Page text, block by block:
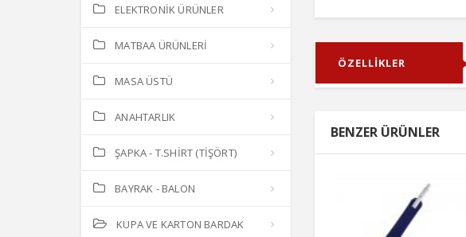
ELEKTRONİK ÜRÜNLER
MATBAA ÜRÜNLERİ
MASA ÜSTÜ
ANAHTARLIK
ŞAPKA - T.SHİRT (TİŞÖRT)
BAYRAK - BALON
KUPA VE KARTON BARDAK
ÖZELLİKLER
BENZER ÜRÜNLER